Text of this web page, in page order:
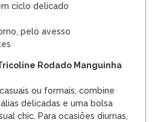
ciclo delicado
pelo avesso
Rodado Manguinha
ou formais, combine
delicadas e uma bolsa
chic. Para ocasiões diurnas,